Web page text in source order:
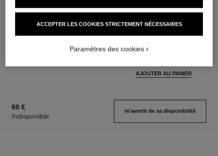
coco mademoiselle coco mademoiselle
Réf. 116660
AJOUTER AU PANIER
60 €
Indisponible
m’avertir de sa disponibilité
ACCEPTER LES COOKIES STRICTEMENT NÉCESSAIRES
Paramètres des cookies